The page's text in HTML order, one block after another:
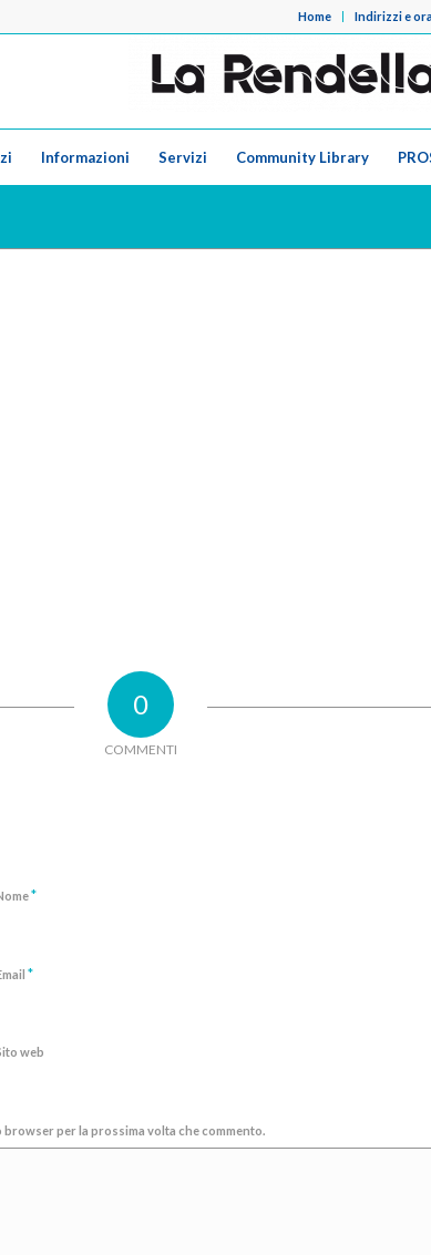
Home Indirizzi e
Informazioni Servizi Community Library
0
COMMENTI
*
*
web
browser per la prossima volta che commento.